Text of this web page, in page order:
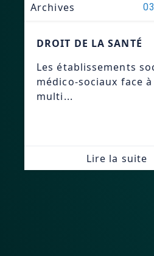
Archives
DROIT DE LA SANTÉ
Les établissements
médico-sociaux face à
multi...
Lire la suite